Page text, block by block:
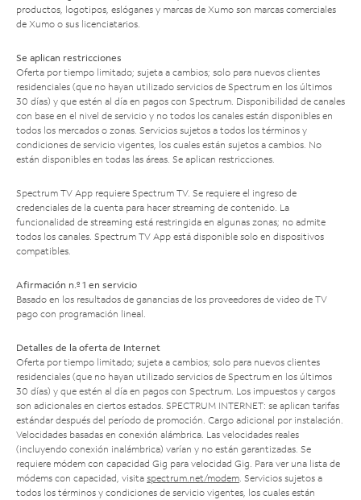
productos, logotipos, eslóganes y marcas de Xumo son marcas comerciales
de Xumo o sus licenciatarios.
Se aplican restricciones
Oferta por tiempo limitado; sujeta a cambios; solo para nuevos clientes
residenciales (que no hayan utilizado servicios de Spectrum en los últimos
30 días) y que estén al día en pagos con Spectrum. Disponibilidad de canales
con base en el nivel de servicio y no todos los canales están disponibles en
todos los mercados o zonas. Servicios sujetos a todos los términos y
condiciones de servicio vigentes, los cuales están sujetos a cambios. No
están disponibles en todas las áreas. Se aplican restricciones.
Spectrum TV App requiere Spectrum TV. Se requiere el ingreso de
credenciales de la cuenta para hacer streaming de contenido. La
funcionalidad de streaming está restringida en algunas zonas; no admite
todos los canales. Spectrum TV App está disponible solo en dispositivos
compatibles.
Afirmación n.º 1 en servicio
Basado en los resultados de ganancias de los proveedores de video de TV
pago con programación lineal.
Detalles de la oferta de Internet
Oferta por tiempo limitado; sujeta a cambios; solo para nuevos clientes
residenciales (que no hayan utilizado servicios de Spectrum en los últimos
30 días) y que estén al día en pagos con Spectrum. Los impuestos y cargos
son adicionales en ciertos estados. SPECTRUM INTERNET: se aplican tarifas
estándar después del período de promoción. Cargo adicional por instalación.
Velocidades basadas en conexión alámbrica. Las velocidades reales
(incluyendo conexión inalámbrica) varían y no están garantizadas. Se
requiere módem con capacidad Gig para velocidad Gig. Para ver una lista de
módems con capacidad, visita spectrum.net/modem. Servicios sujetos a
todos los términos y condiciones de servicio vigentes, los cuales están